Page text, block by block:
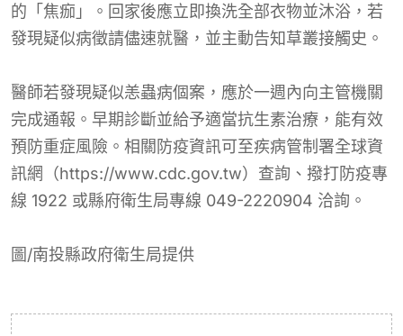
的「焦痂」。回家後應立即換洗全部衣物並沐浴，若
發現疑似病徵請儘速就醫，並主動告知草叢接觸史。
醫師若發現疑似恙蟲病個案，應於一週內向主管機關
完成通報。早期診斷並給予適當抗生素治療，能有效
預防重症風險。相關防疫資訊可至疾病管制署全球資
訊網（https://www.cdc.gov.tw）查詢、撥打防疫專
線 1922 或縣府衛生局專線 049-2220904 洽詢。
圖/南投縣政府衛生局提供